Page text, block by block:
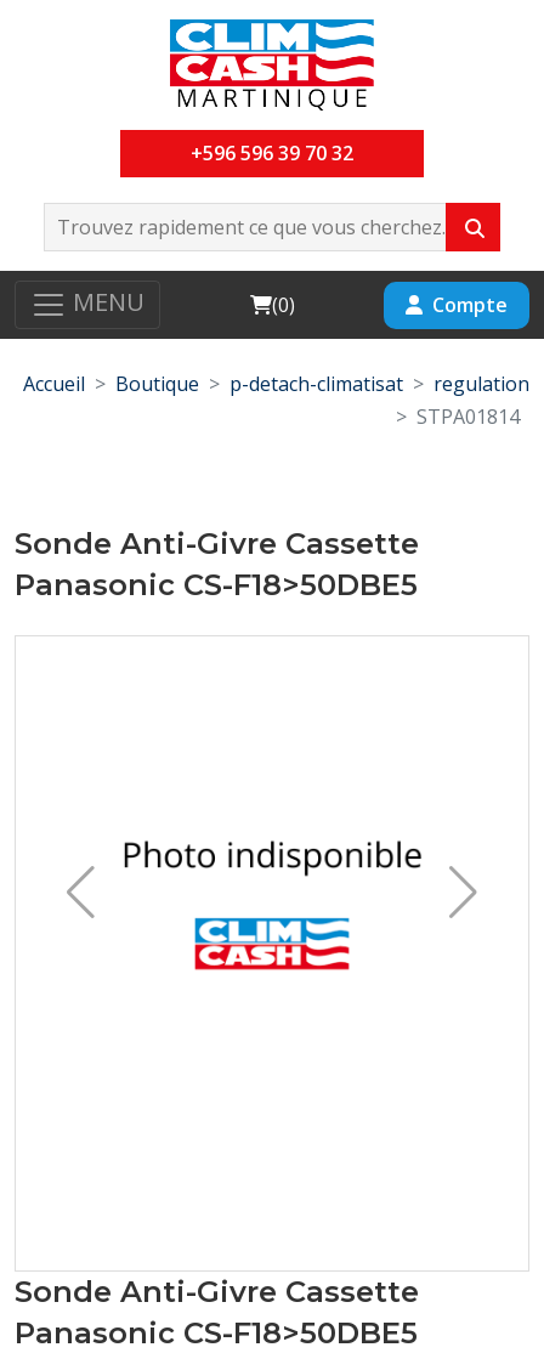
+596 596 39 70 32
MENU Cart
(0) Compte
Accueil Boutique p-detach-climatisat
regulation
STPA01814
Sonde Anti-Givre Cassette
Panasonic CS-F18>50DBE5
Sonde Anti-Givre Cassette
Panasonic CS-F18>50DBE5